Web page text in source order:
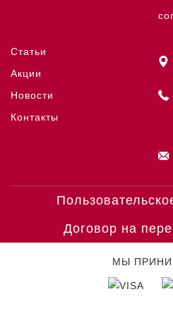
Статьи
Акции
Новости
Контакты
Договор на
МЫ